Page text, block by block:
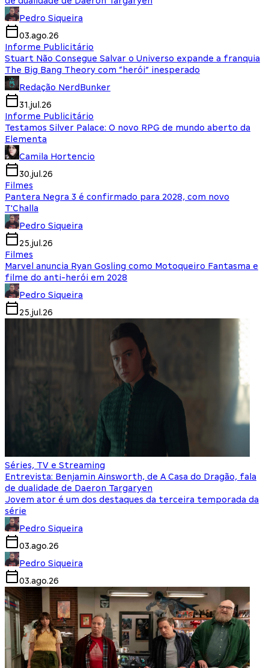
Pedro Siqueira
03.ago.26
Informe Publicitário
Stuart Não Consegue Salvar o Universo expande a franquia
The Big Bang Theory com “herói” inesperado
Redação NerdBunker
31.jul.26
Informe Publicitário
Testamos Silver Palace: O novo RPG de mundo aberto da
Elementa
Camila Hortencio
30.jul.26
Filmes
Pantera Negra 3 é confirmado para 2028, com novo
T'Challa
Pedro Siqueira
25.jul.26
Filmes
Marvel anuncia Ryan Gosling como Motoqueiro Fantasma e
filme do anti-herói em 2028
Pedro Siqueira
25.jul.26
Séries, TV e Streaming
Entrevista: Benjamin Ainsworth, de A Casa do Dragão, fala
de dualidade de Daeron Targaryen
Jovem ator é um dos destaques da terceira temporada da
série
Pedro Siqueira
03.ago.26
Pedro Siqueira
03.ago.26